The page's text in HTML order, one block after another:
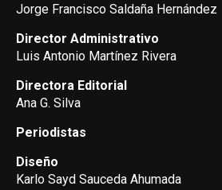
Jorge Francisco Saldaña Hernández
Director Administrativo
Luis Antonio Martínez Rivera
Directora Editorial
Ana G. Silva
Periodistas
Diseño
Karlo Sayd Sauceda Ahumada